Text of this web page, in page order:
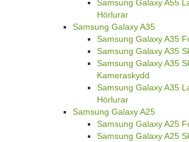
Samsung Galaxy A55
Hörlurar
Samsung Galaxy A35
Samsung Galaxy A35
Samsung Galaxy A35
Samsung Galaxy A35
Kameraskydd
Samsung Galaxy A35
Hörlurar
Samsung Galaxy A25
Samsung Galaxy A25
Samsung Galaxy A25